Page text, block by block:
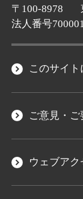
〒100-8978
法人番号
このサイト
ご意見・ご
ウェブアク